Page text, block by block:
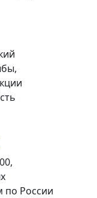
по России